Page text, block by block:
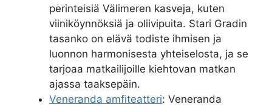
perinteisiä Välimeren kasveja, kuten
viiniköynnöksiä ja oliivipuita. Stari Gradin
tasanko on elävä todiste ihmisen ja
luonnon harmonisesta yhteiselosta, ja se
tarjoaa matkailijoille kiehtovan matkan
ajassa taaksepäin.
Veneranda amfiteatteri: Veneranda